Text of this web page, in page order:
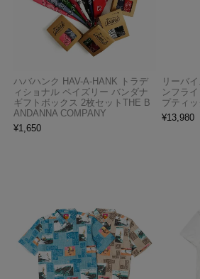
ハバハンク HAV-A-HANK トラデ
ィショナル ペイズリー バンダナ
ギフトボックス 2枚セットTHE B
ANDANNA COMPANY
¥1,650
リーバ
ンフラ
プティ
¥13,980